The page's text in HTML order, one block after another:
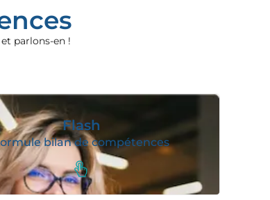
parlons-en !
Flash
bilan de compétences